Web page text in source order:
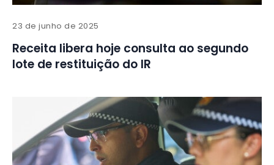
23 de junho de 2025
Receita libera hoje consulta ao segundo
lote de restituição do IR